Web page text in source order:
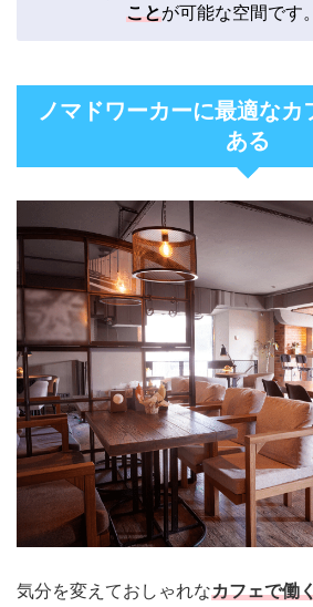
ことが可能な空間です。
ノマドワーカーに最適なカ
ある
気分を変えておしゃれなカフェで働